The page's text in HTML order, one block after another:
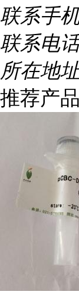
联系手
联系电
所在地
推荐产品